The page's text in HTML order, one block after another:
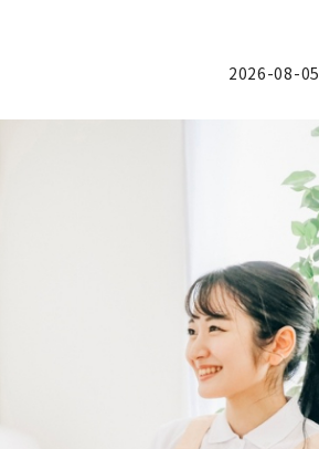
2026-08-05